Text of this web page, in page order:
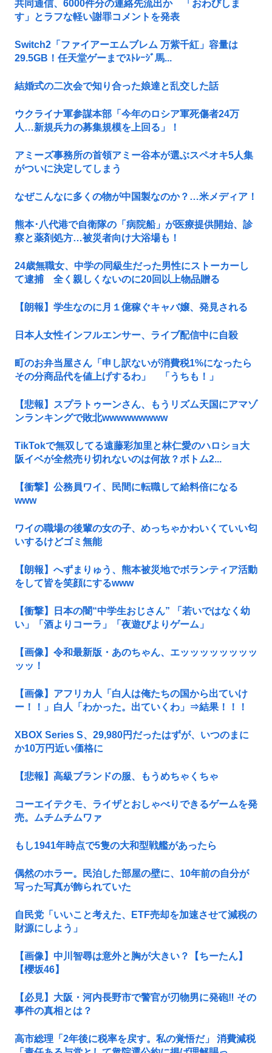
共同通信、6000件分の連絡先流出か 「おわびしま
す」とラフな軽い謝罪コメントを発表
Switch2「ファイアーエムブレム 万紫千紅」容量は
29.5GB！任天堂ゲーまでｽﾄﾚｰｼﾞ馬...
結婚式の二次会で知り合った娘達と乱交した話
ウクライナ軍参謀本部「今年のロシア軍死傷者24万
人…新規兵力の募集規模を上回る」！
アミーズ事務所の首領アミー谷本が選ぶスペオキ5人集
がついに決定してしまう
なぜこんなに多くの物が中国製なのか？…米メディア！
熊本･八代港で自衛隊の「病院船」が医療提供開始、診
察と薬剤処方…被災者向け大浴場も！
24歳無職女、中学の同級生だった男性にストーカーし
て逮捕 全く親しくないのに20回以上物品贈る
【朗報】学生なのに月１億稼ぐキャバ嬢、発見される
日本人女性インフルエンサー、ライブ配信中に自殺
町のお弁当屋さん「申し訳ないが消費税1%になったら
その分商品代を値上げするわ」 「うちも！」
【悲報】スプラトゥーンさん、もうリズム天国にアマゾ
ンランキングで敗北wwwwwwwww
TikTokで無双してる遠藤彩加里と林仁愛のハロショ大
阪イベが全然売り切れないのは何故？ボトム2...
【衝撃】公務員ワイ、民間に転職して給料倍になる
www
ワイの職場の後輩の女の子、めっちゃかわいくていい匂
いするけどゴミ無能
【朗報】へずまりゅう、熊本被災地でボランティア活動
をして皆を笑顔にするwww
【衝撃】日本の闇“中学生おじさん” 「若いではなく幼
い」「酒よりコーラ」「夜遊びよりゲーム」
【画像】令和最新版・あのちゃん、エッッッッッッッッ
ッッ！
【画像】アフリカ人「白人は俺たちの国から出ていけ
ー！！」白人「わかった。出ていくわ」⇒結果！！！
XBOX Series S、29,980円だったはずが、いつのまに
か10万円近い価格に
【悲報】高級ブランドの服、もうめちゃくちゃ
コーエイテクモ、ライザとおしゃべりできるゲームを発
売。ムチムチムワァ
もし1941年時点で5隻の大和型戦艦があったら
偶然のホラー。民泊した部屋の壁に、10年前の自分が
写った写真が飾られていた
自民党「いいこと考えた、ETF売却を加速させて減税の
財源にしよう」
【画像】中川智尋は意外と胸が大きい？【ちーたん】
【櫻坂46】
【必見】大阪・河内長野市で警官が刃物男に発砲‼ その
事件の真相とは？
高市総理「2年後に税率を戻す。私の覚悟だ」 消費減税